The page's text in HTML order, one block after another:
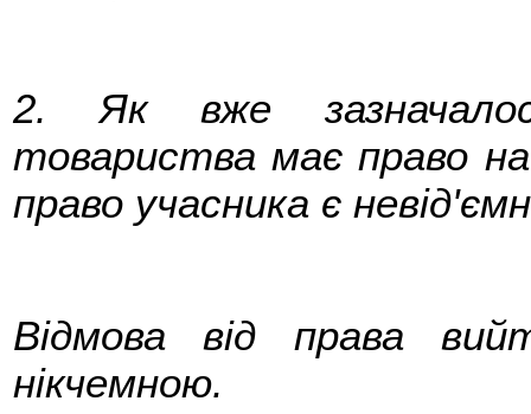
2. Як вже
товариства має право
право учасника є
Відмова від права
нікчемною.